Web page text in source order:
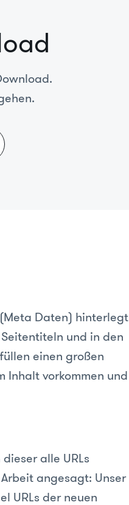
Daten) hinterlegt
und in den
einen großen
Inhalt vorkommen und
alle URLs
angesagt: Unser
URLs der neuen